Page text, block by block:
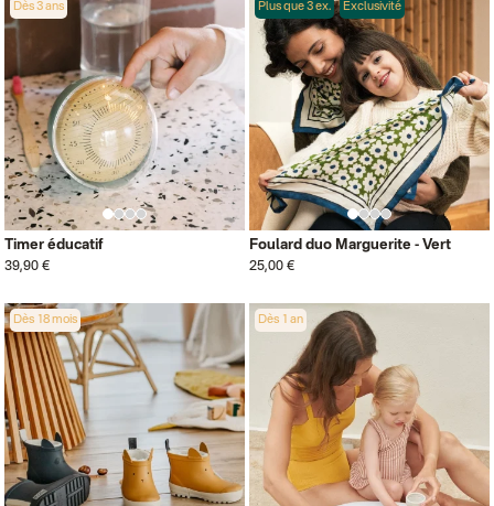
Dès 3 ans
Timer éducatif
39,90 €
Plus que 3 ex. Exclusivité
Foulard duo Marguerite - Vert
25,00 €
Dès 18 mois Dès 1 an